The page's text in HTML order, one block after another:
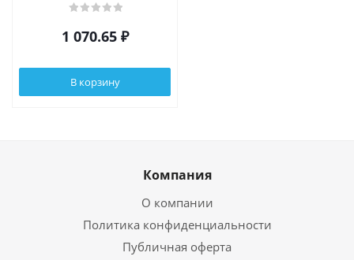
1 070.65₽
В корзину
Компания
О компании
Политика конфиденциальности
Публичная оферта